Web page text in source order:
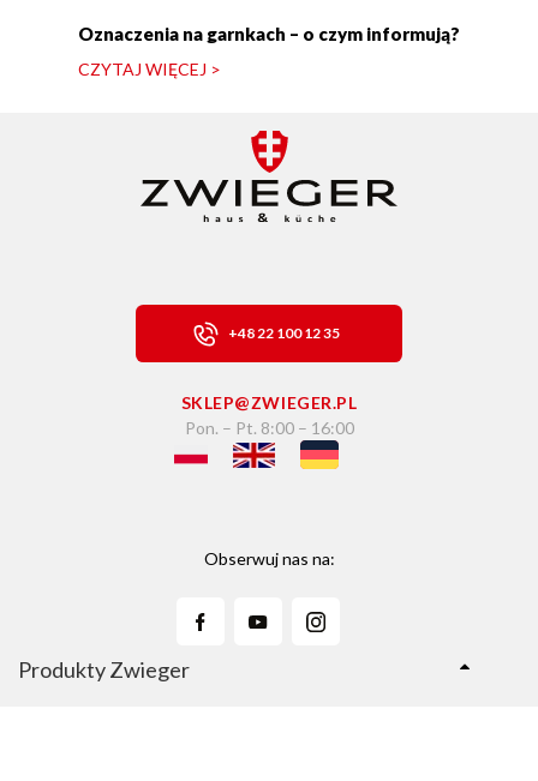
Oznaczenia na garnkach – o czym informują?
CZYTAJ WIĘCEJ >
+48 22 100 12 35
SKLEP@ZWIEGER.PL
Pon. – Pt. 8:00 – 16:00
Obserwuj nas na:
Produkty Zwieger